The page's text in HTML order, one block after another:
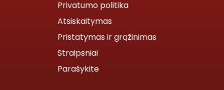
Privatumo politika
Atsiskaitymas
Pristatymas ir grąžinimas
Straipsniai
Parašykite